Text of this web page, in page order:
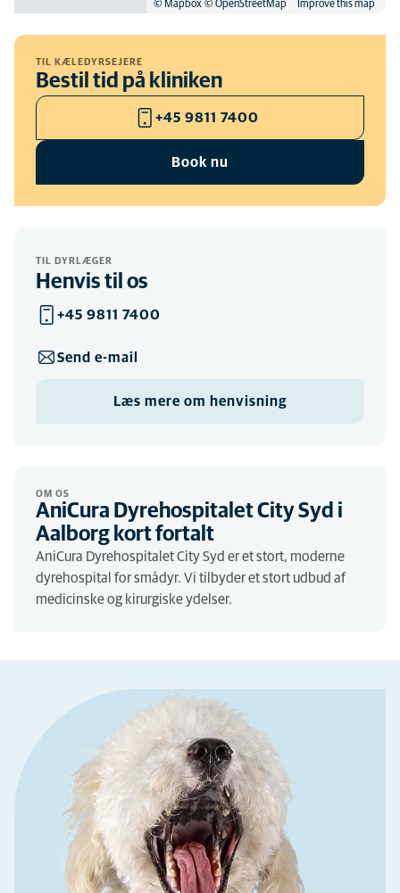
© Mapbox © OpenStreetMap Improve this map
TIL KÆLEDYRSEJERE
Bestil tid på kliniken
+45 9811 7400
Book nu
TIL DYRLÆGER
Henvis til os
+45 9811 7400
Send e-mail
Læs mere om henvisning
OM OS
AniCura Dyrehospitalet City Syd i
Aalborg kort fortalt
AniCura Dyrehospitalet City Syd er et stort, moderne
dyrehospital for smådyr. Vi tilbyder et stort udbud af
medicinske og kirurgiske ydelser.